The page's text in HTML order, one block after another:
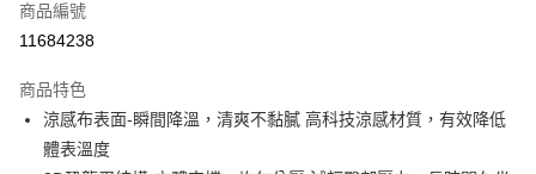
超商取貨付款
Apple Pay
街口支付
商品編號
11684238
商品特色
涼感布表面-瞬間降溫，清爽不黏膩 高科技涼感材質，有效降低
體表溫度